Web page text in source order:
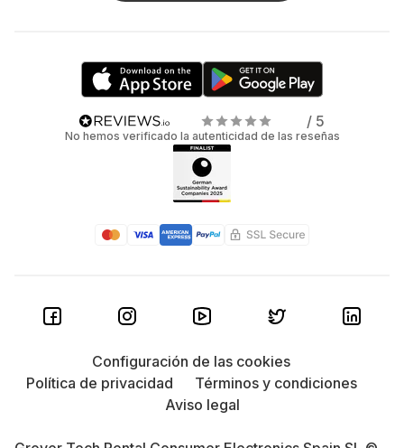
/ 5
No hemos verificado la autenticidad de las reseñas
Configuración de las cookies
Política de privacidad
Términos y condiciones
Aviso legal